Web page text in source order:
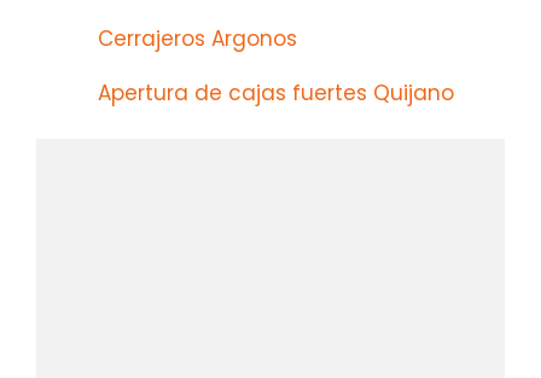
Cerrajeros Argonos
Apertura de cajas fuertes Quijano